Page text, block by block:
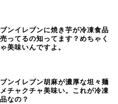
ンイレブンに焼き芋が冷凍食品
ってるの知ってます？めちゃく
美味いんですよ。
ンイレブン胡麻が濃厚な坦々麺
チャクチャ美味い。これが冷凍
なの？